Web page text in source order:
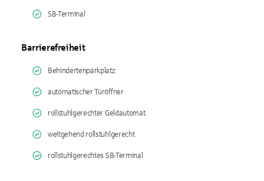
SB-Terminal
Barrierefreiheit
Behindertenparkplatz
automatischer Türöffner
rollstuhlgerechter Geldautomat
weitgehend rollstuhlgerecht
rollstuhlgerechtes SB-Terminal